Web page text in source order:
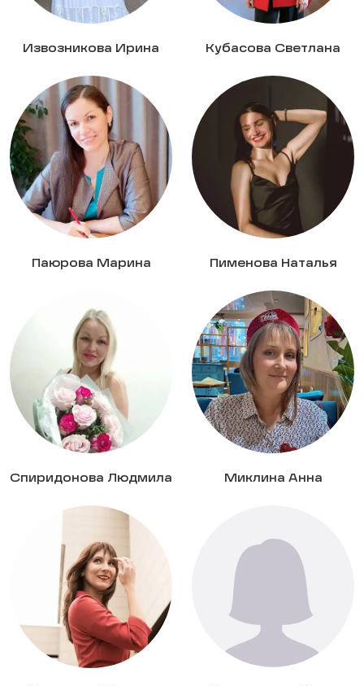
Извозникова Ирина Кубасова Светлана
Паюрова Марина Пименова Наталья
Спиридонова Людмила Миклина Анна